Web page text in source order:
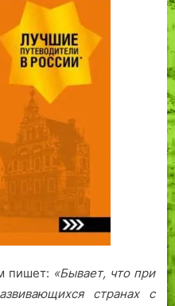
пишет: «Бывает, что при
странах с